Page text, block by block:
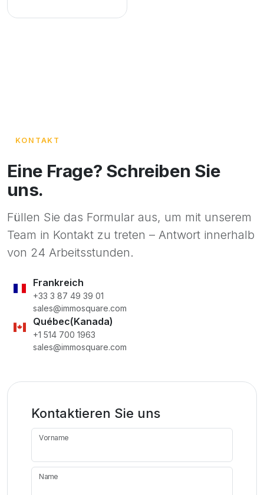
KONTAKT
Eine Frage? Schreiben Sie
uns.
Füllen Sie das Formular aus, um mit unserem
Team in Kontakt zu treten – Antwort innerhalb
von 24 Arbeitsstunden.
Frankreich
+33 3 87 49 39 01
sales@immosquare.com
Québec(Kanada)
+1 514 700 1963
sales@immosquare.com
Kontaktieren Sie uns
Vorname
Name